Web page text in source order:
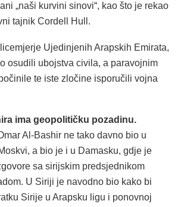
„naši kurvini sinovi“, kao što je rekao
tajnik Cordell Hull.
Ujedinjenih Arapskih Emirata,
osudili ubojstva civila, a paravojnim
te iste zločine isporučili vojna
ima geopolitičku pozadinu.
Al-Bashir ne tako davno bio u
a bio je i u Damasku, gdje je
sa sirijskim predsjednikom
U Siriji je navodno bio kako bi
Sirije u Arapsku ligu i ponovnoj